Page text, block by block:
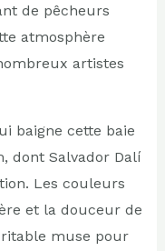
de pêcheurs
atmosphère
artistes
baigne cette baie
dont Salvador Dalí
Les couleurs
et la douceur de
muse pour